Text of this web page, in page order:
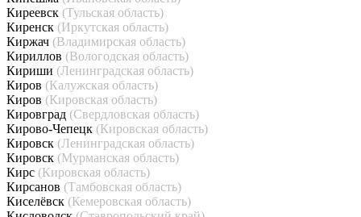
Киреевск (Тульская область)
Киренск (Иркутская область)
Киржач (Владимирская область)
Кириллов (Вологодская область)
Кириши (Ленинградская область)
Киров (Калужская область)
Киров (Кировская область)
Кировград (Свердловская область)
Кирово-Чепецк (Кировская область)
Кировск (Ленинградская область)
Кировск (Мурманская область)
Кирс (Кировская область)
Кирсанов (Тамбовская область)
Киселёвск (Кемеровская область)